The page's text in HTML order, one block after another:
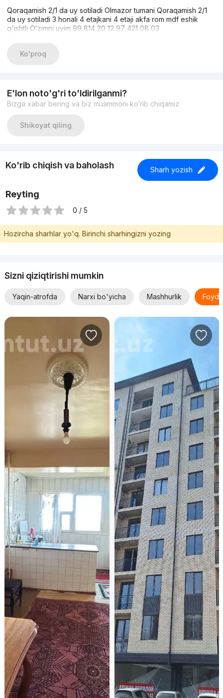
Qoraqamish 2/1 da uy sotiladi Olmazor tumani Qoraqamish 2/1
da uy sotiladi 3 honali 4 etajkani 4 etaji akfa rom mdf eshik
g'ishtli Oʻzimni uyim 99 814 20 12 97 421 08 03
Ko'proq
E'lon noto'g'ri to'ldirilganmi?
Bizga xabar bering va biz muammoni ko‘rib chiqamiz
Shikoyat qiling
Ko'rib chiqish va baholash Sharh yozish
Reyting
0 / 5
Hozircha sharhlar yo'q. Birinchi sharhingizni yozing
Sizni qiziqtirishi mumkin
Yaqin-atrofda Narxi bo'yicha Mashhurlik